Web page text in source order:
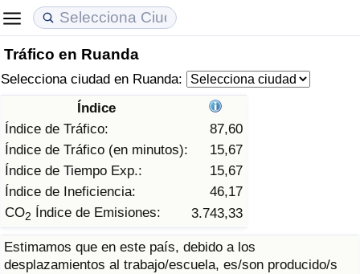
Tráfico en Ruanda
Selecciona ciudad en Ruanda:
Índice
Índice de Tráfico:
87,60
Índice de Tráfico (en minutos):
15,67
Índice de Tiempo Exp.:
15,67
Índice de Ineficiencia:
46,17
CO2 Índice de Emisiones: 3.743,33
Estimamos que en este país, debido a los
desplazamientos al trabajo/escuela, es/son producido/s
Coste de vida
Índice de Costo de Vida (Actual)
Índice de Costo de Vida
Índice de costo de vida por país
en aqaba
Precios de las propiedades
Índice de Precios de Inmuebles (Actual)
Índice de Precios de Inmuebles
Índice de Precios de Inmuebles por País
Calidad de Vida
Índice de Calidad de Vida
Índice de Calidad de Vida (Actual)
Índice de calidad de vida por país
Delincuencia
Calificación del Índice de Criminalidad